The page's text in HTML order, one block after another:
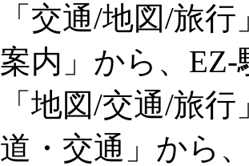
「交通/地図/旅
案内」から、EZ-
「地図/交通/旅
道・交通」から